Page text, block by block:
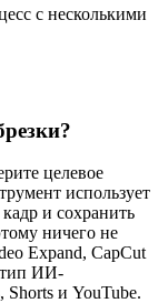
с несколькими
целевое
использует
и сохранить
ничего не
Expand, CapCut
тип ИИ-
и YouTube.